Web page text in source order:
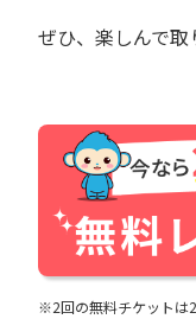
ぜひ、楽しんで取
※2回の無料チケットは